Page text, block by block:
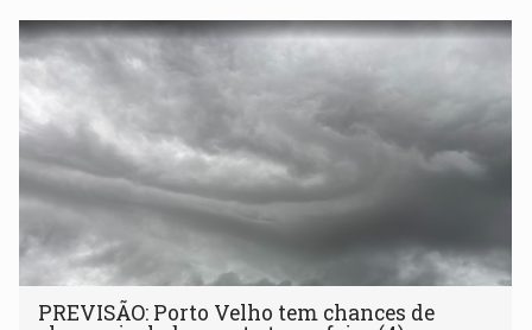
PREVISÃO: Porto Velho tem chances de